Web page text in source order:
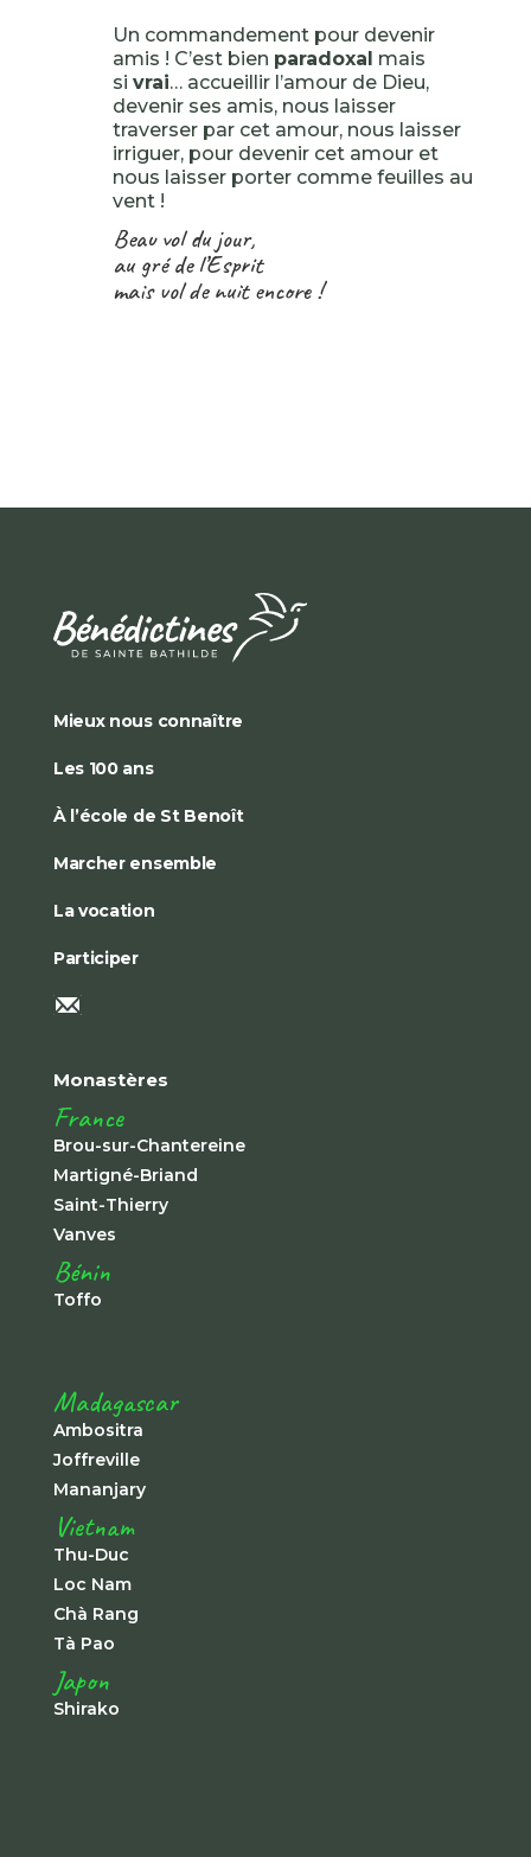
Un commandement pour devenir
amis ! C’est bien paradoxal mais
si vrai… accueillir l’amour de Dieu,
devenir ses amis, nous laisser
traverser par cet amour, nous laisser
irriguer, pour devenir cet amour et
nous laisser porter comme feuilles au
vent !
Beau vol du jour,
au gré de l’Esprit
mais vol de nuit encore !
Mieux nous connaître
Les 100 ans
À l’école de St Benoît
Marcher ensemble
La vocation
Participer
Monastères
France
Brou-sur-Chantereine
Martigné-Briand
Saint-Thierry
Vanves
Bénin
Toffo
Madagascar
Ambositra
Joffreville
Mananjary
Vietnam
Thu-Duc
Loc Nam
Chà Rang
Tà Pao
Japon
Shirako